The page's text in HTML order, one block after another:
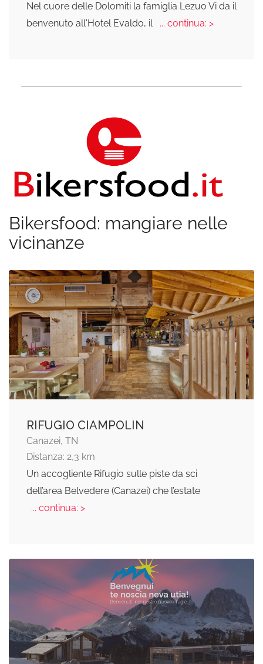
Nel cuore delle Dolomiti la famiglia Lezuo Vi da il
benvenuto all'Hotel Evaldo, il
... continua: >
Bikersfood: mangiare nelle
vicinanze
RIFUGIO CIAMPOLIN
Canazei, TN
Distanza: 2,3 km
Un accogliente Rifugio sulle piste da sci
dell’area Belvedere (Canazei) che l’estate
... continua: >